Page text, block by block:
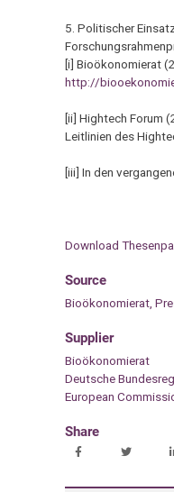
5. Politischer
[i] Bioökonomierat
http://
[ii] Hightech Forum
Leitlinien des
[iii] In den
Download
Source
Bioökonomierat,
Supplier
Bioökonomierat
Deutsche
European
Share